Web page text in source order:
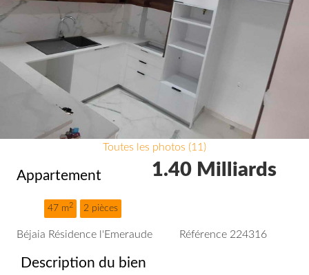
Toutes les photos (11)
Appartement
47 m2 2 pièces
1.40 Milliards
Béjaia Résidence l'Emeraude Référence 224316
Description du bien